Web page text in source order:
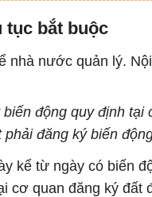
tục bắt buộc
nhà nước quản lý.
động quy định
đăng ký biến
kể từ ngày có biến
cơ quan đăng ký đất